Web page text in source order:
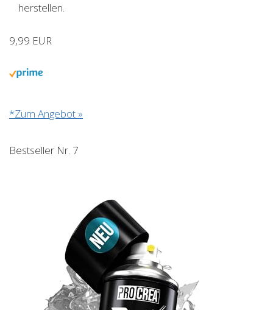
herstellen.
9,99 EUR
*Zum Angebot »
Bestseller Nr. 7